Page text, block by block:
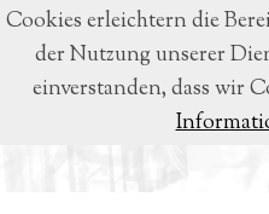
LYRIK &
Cookies erleichtern die
der Nutzung unserer
einverstanden, dass wir